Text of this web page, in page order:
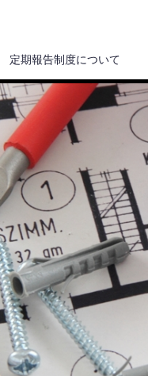
定期報告制度について